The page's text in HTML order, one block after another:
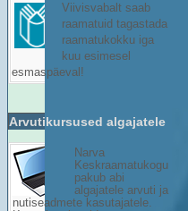
Viivisvabalt saab
raamatuid tagastada
raamatukokku iga
kuu esimesel
esmaspäeval!
Arvutikursused algajatele
Narva
Keskraamatukogu
pakub abi
algajatele arvuti ja
nutiseadmete kasutajatele.